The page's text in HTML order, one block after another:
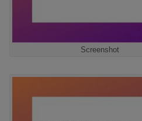
Screenshot